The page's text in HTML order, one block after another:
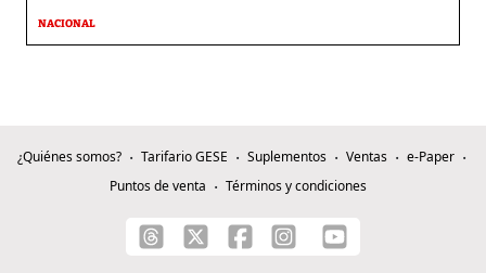
NACIONAL
¿Quiénes somos? Tarifario GESE Suplementos Ventas
e-Paper
Puntos de venta
Términos y condiciones